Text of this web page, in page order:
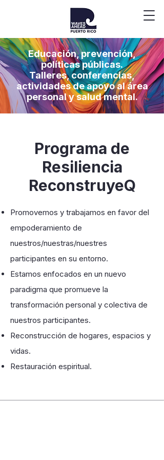
Educación, prevención,
políticas públicas.
Talleres, conferencias,
actividades de apoyo al área
personal y salud mental.
Programa de
Resiliencia
ReconstruyeQ
Promovemos y trabajamos en favor del
empoderamiento de
nuestros/nuestras/nuestres
participantes en su entorno.
Estamos enfocados en un nuevo
paradigma que promueve la
transformación personal y colectiva de
nuestros participantes.
Reconstrucción de hogares, espacios y
vidas.
Restauración espiritual.